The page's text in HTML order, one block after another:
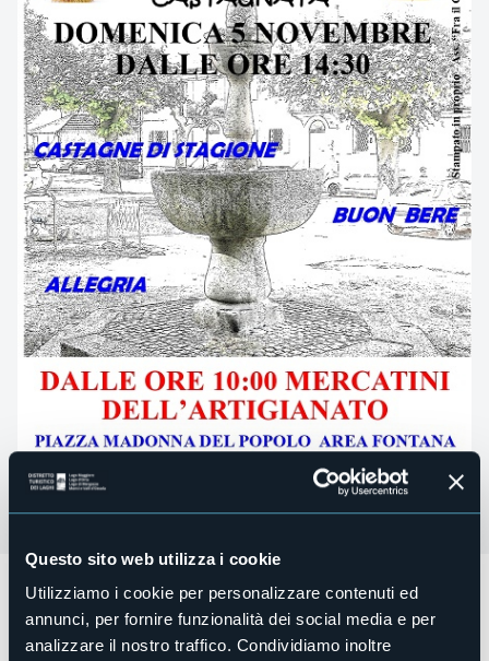
Questo sito web utilizza i cookie
Utilizziamo i cookie per personalizzare contenuti ed
annunci, per fornire funzionalità dei social media e per
analizzare il nostro traffico. Condividiamo inoltre
Domenica 5 novembre 2023 alle ore 14.30 presso Piazza
Madonna del Popolo (area Fontana) ad Omegna (VB)
Castagne di stagione, buon bere ed allegria.